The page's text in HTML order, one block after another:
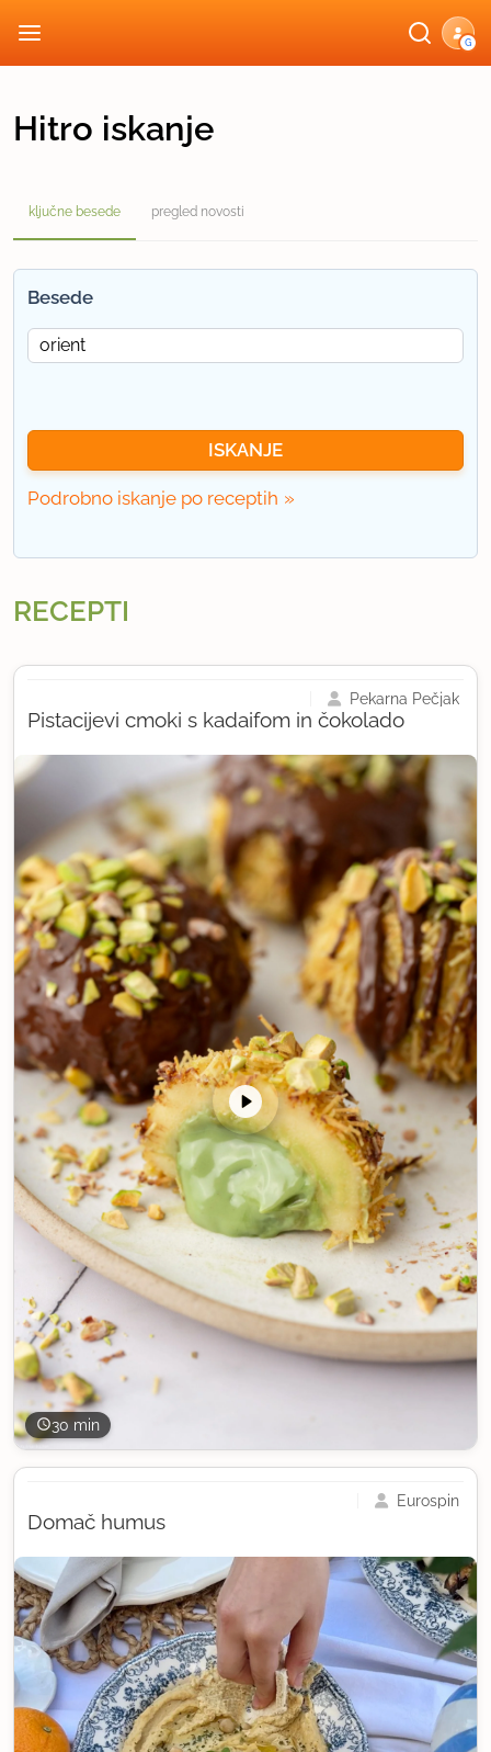
G
Hitro iskanje
ključne besede pregled novosti
Besede
Podrobno iskanje po receptih
RECEPTI
30 min
Pistacijevi cmoki s kadaifom in čokolado
Pekarna Pečjak
Domač humus
Eurospin